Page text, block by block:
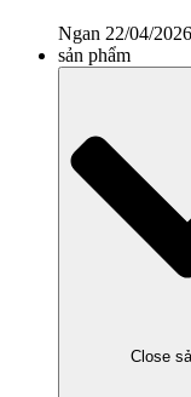
Ngan 22/04/2026
sản phẩm
Close